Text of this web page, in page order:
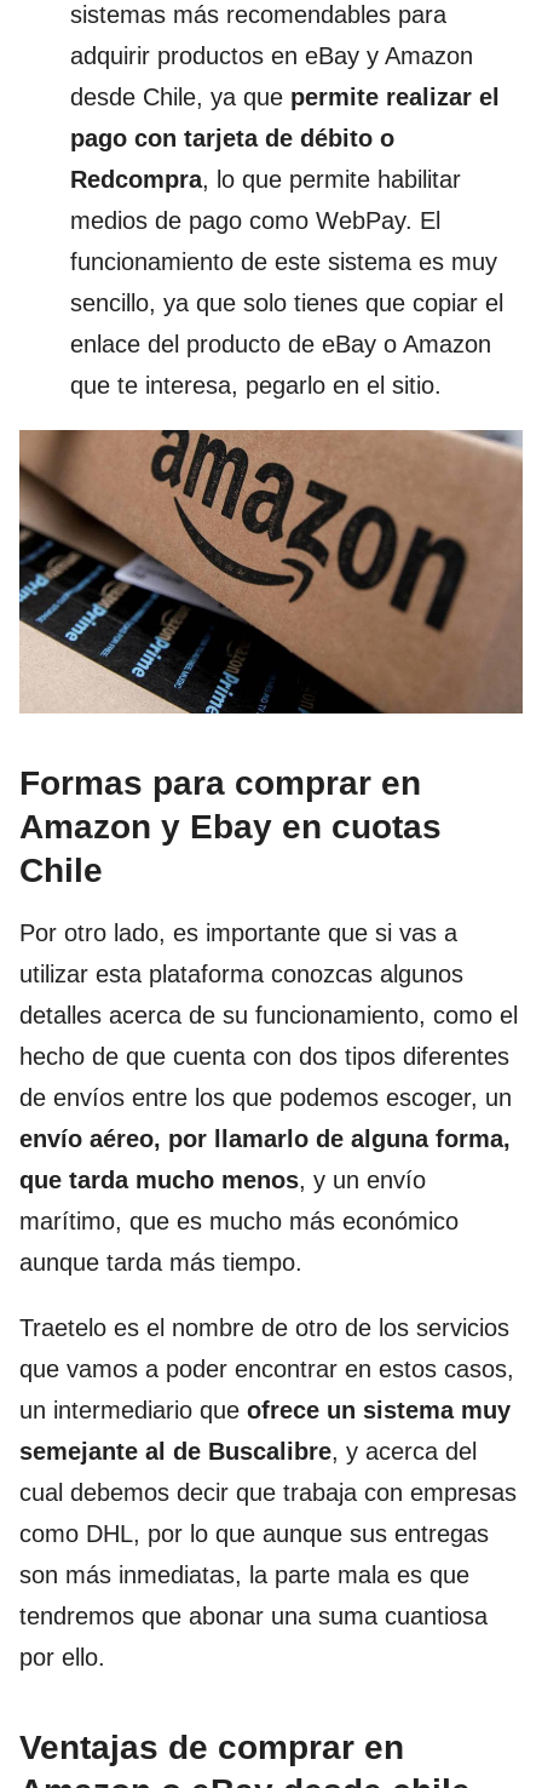
sistemas más recomendables para
adquirir productos en eBay y Amazon
desde Chile, ya que permite realizar el
pago con tarjeta de débito o
Redcompra, lo que permite habilitar
medios de pago como WebPay. El
funcionamiento de este sistema es muy
sencillo, ya que solo tienes que copiar el
enlace del producto de eBay o Amazon
que te interesa, pegarlo en el sitio.
Formas para comprar en
Amazon y Ebay en cuotas
Chile
Por otro lado, es importante que si vas a
utilizar esta plataforma conozcas algunos
detalles acerca de su funcionamiento, como el
hecho de que cuenta con dos tipos diferentes
de envíos entre los que podemos escoger, un
envío aéreo, por llamarlo de alguna forma,
que tarda mucho menos, y un envío
marítimo, que es mucho más económico
aunque tarda más tiempo.
Traetelo es el nombre de otro de los servicios
que vamos a poder encontrar en estos casos,
un intermediario que ofrece un sistema muy
semejante al de Buscalibre, y acerca del
cual debemos decir que trabaja con empresas
como DHL, por lo que aunque sus entregas
son más inmediatas, la parte mala es que
tendremos que abonar una suma cuantiosa
por ello.
Ventajas de comprar en